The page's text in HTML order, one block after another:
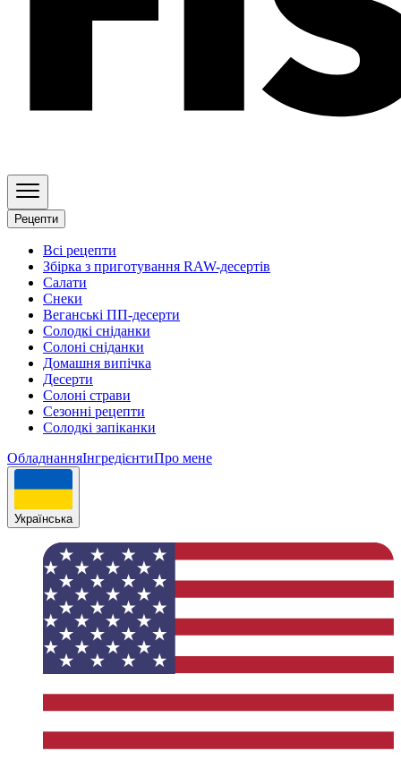
Рецепти
Всі рецепти
Збірка з приготування RAW-десертів
Салати
Снеки
Веганські ПП-десерти
Солодкі сніданки
Солоні сніданки
Домашня випічка
Десерти
Солоні страви
Сезонні рецепти
Cолодкі запіканки
ОбладнанняІнгрeдієнтиПро мене
Українська